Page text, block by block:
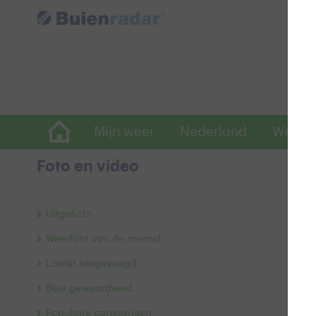
Mijn weer Nederland
Foto en video
Uitgelicht
Weerfoto van de maand
Laatst toegevoegd
Best gewaardeerd
Populaire categorieën